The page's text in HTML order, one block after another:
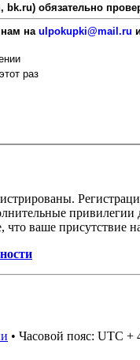
bk.ru) обязательно
на ulpokupki@mail.ru
раз
привилегии
ваше присутствие на
• Часовой пояс: UTC +